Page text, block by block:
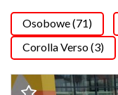
Osobowe (71)
Corolla Verso (3)